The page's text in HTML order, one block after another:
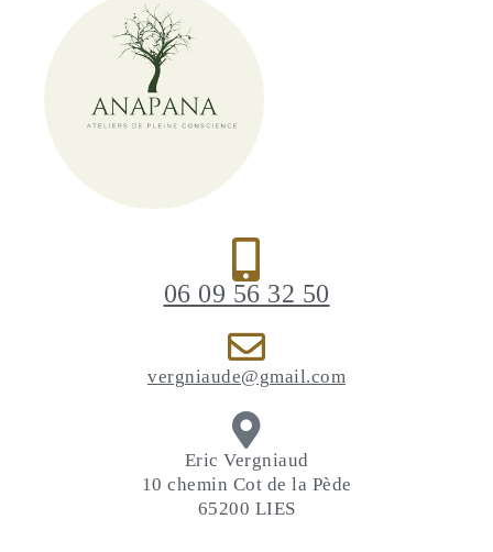
06 09 56 32 50
vergniaude@gmail.com
Eric Vergniaud
10 chemin Cot de la Pède
65200 LIES